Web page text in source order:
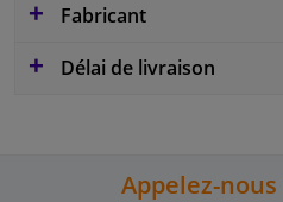
Fabricant
Délai de livraison
Appelez-nous